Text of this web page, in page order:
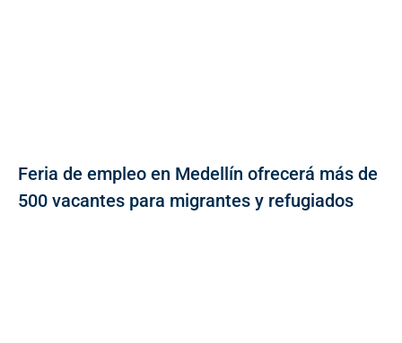
Feria de empleo en Medellín ofrecerá más de
500 vacantes para migrantes y refugiados